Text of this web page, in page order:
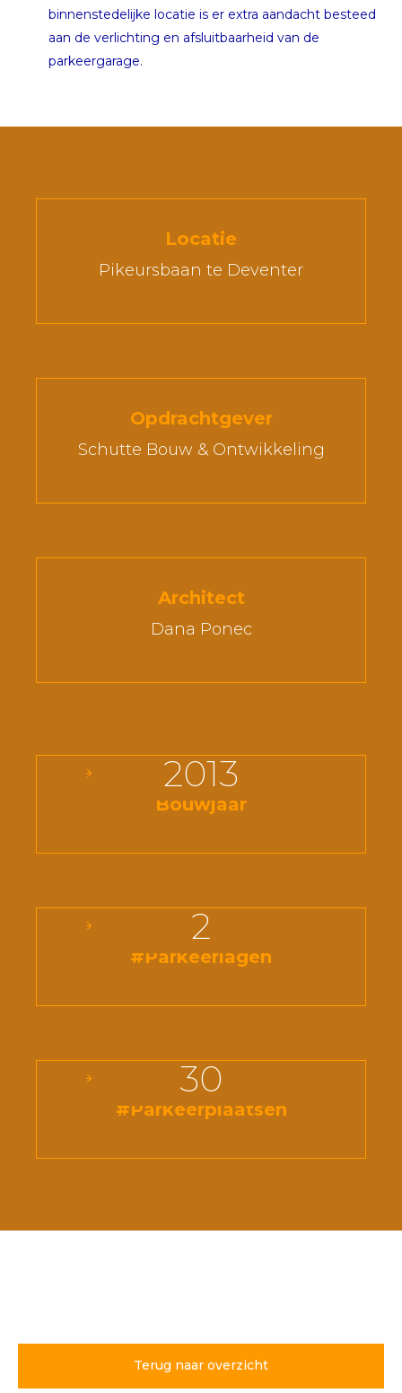
binnenstedelijke locatie is er extra aandacht besteed
aan de verlichting en afsluitbaarheid van de
parkeergarage.
Locatie
Pikeursbaan te Deventer
Opdrachtgever
Schutte Bouw & Ontwikkeling
Architect
Dana Ponec
Bouwjaar
2013
#Parkeerlagen
2
#Parkeerplaatsen
30
Terug naar overzicht